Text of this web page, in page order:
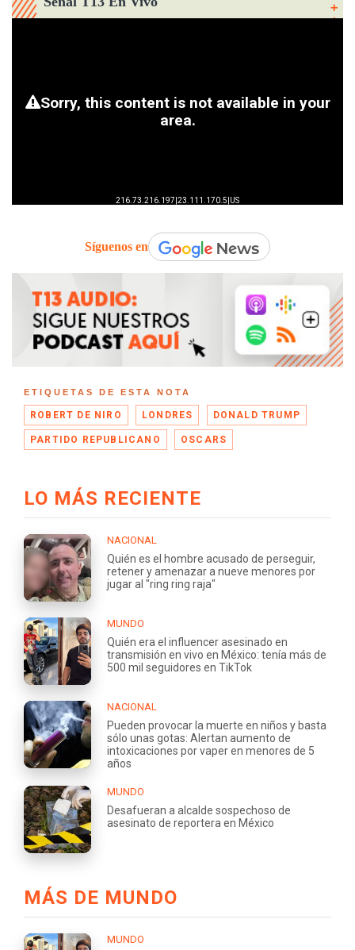
Síguenos en
ETIQUETAS DE ESTA NOTA
ROBERT DE NIRO LONDRES DONALD TRUMP
PARTIDO REPUBLICANO OSCARS
LO MÁS RECIENTE
NACIONAL
Quién es el hombre acusado de perseguir,
retener y amenazar a nueve menores por
jugar al "ring ring raja"
MUNDO
Quién era el influencer asesinado en
transmisión en vivo en México: tenía más de
500 mil seguidores en TikTok
NACIONAL
Pueden provocar la muerte en niños y basta
sólo unas gotas: Alertan aumento de
intoxicaciones por vaper en menores de 5
años
MUNDO
Desafueran a alcalde sospechoso de
asesinato de reportera en México
MÁS DE MUNDO
MUNDO